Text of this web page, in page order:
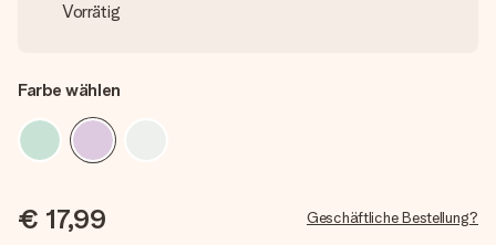
Vorrätig
Farbe wählen
€ 17,99 Geschäftliche Bestellung?